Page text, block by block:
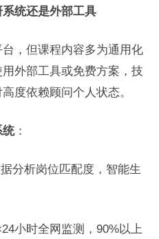
统还是外部工具
，但课程内容多为通用化
外部工具或免费方案，技
度依赖顾问个人状态。
统：
分析岗位匹配度，智能生
小时全网监测，90%以上